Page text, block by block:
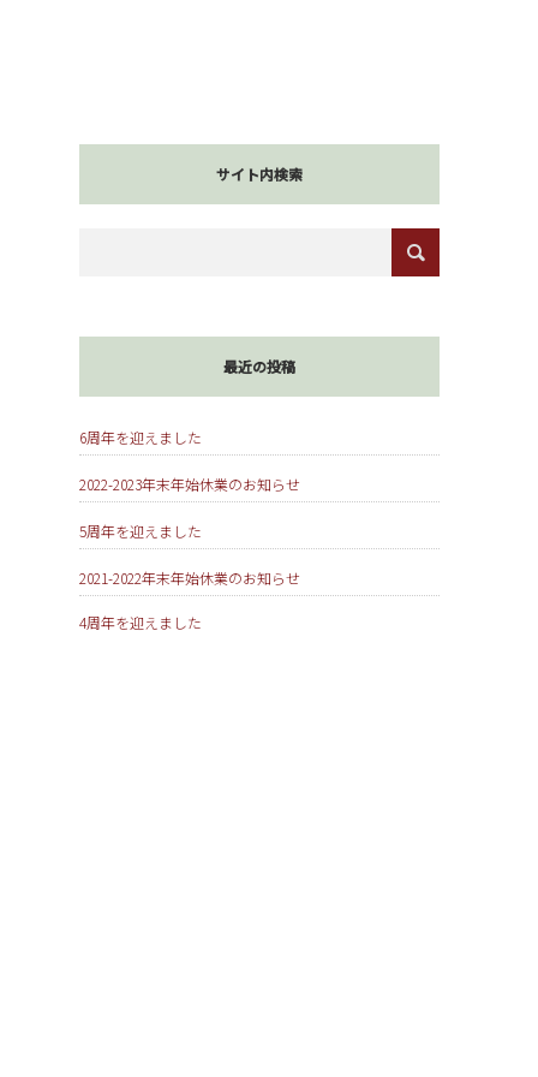
サイト内検索
最近の投稿
6周年を迎えました
2022-2023年末年始休業のお知らせ
5周年を迎えました
2021-2022年末年始休業のお知らせ
4周年を迎えました